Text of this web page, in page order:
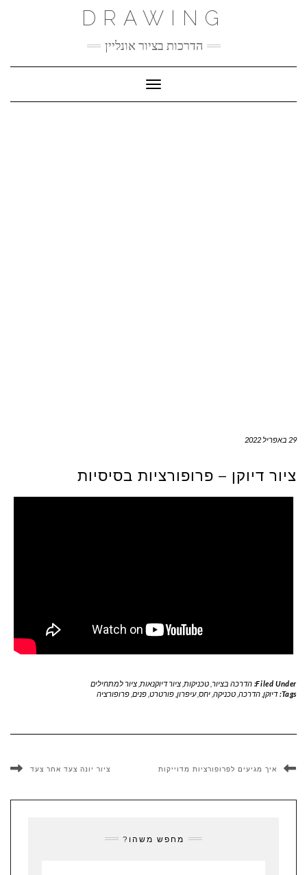
DRAWING
הדרכות בציור אונליין
Toggle Navigation
29 באפריל 2022
ציור דיוקן – פרופורציות בסיסיות
Filed Under: הדרכה בציור, טכניקות ציור דיוקנאות ציור למתחילים
Tags: דיוקן, הדרכה, טכניקה, יחס,עיפרון, פורטרט, פנים, פרופורציה
איך מגיעים לפרופורציות מדוייקות ציור יונה צעד אחר צעד
מחפש משהו?